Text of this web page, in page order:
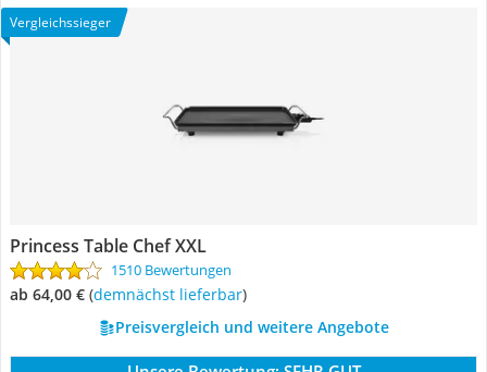
Vergleichssieger
Princess Table Chef XXL
1510 Bewertungen
ab 64,00 € ( Demnächst lieferbar)
Preisvergleich und weitere Angebote